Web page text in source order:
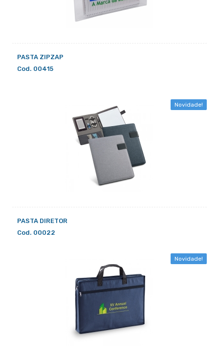
PASTA ZIPZAP
Cod. 00415
Novidade!
PASTA DIRETOR
Cod. 00022
Novidade!